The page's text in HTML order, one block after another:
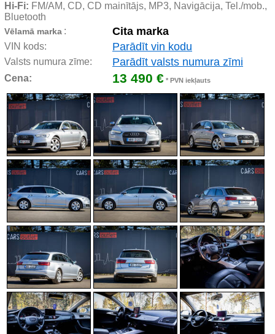
Hi-Fi: FM/AM, CD, CD mainītājs, MP3, Navigācija, Tel./mob.,
Bluetooth
Vēlamā marka : Cita marka
VIN kods: Parādīt vin kodu
Valsts numura zīme: Parādīt valsts numura zīmi
Cena: 13 490 € * PVN iekļauts